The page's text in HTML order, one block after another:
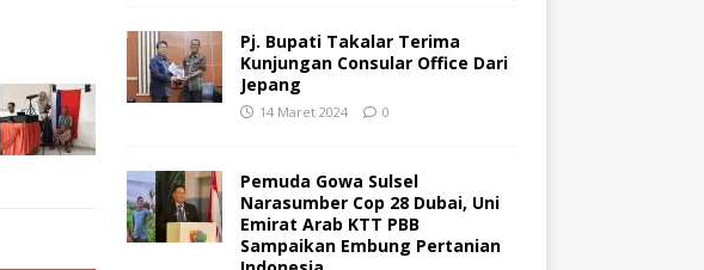
Pj. Bupati Takalar Terima
Kunjungan Consular Office Dari
Jepang
14 Maret 2024 0
Pemuda Gowa Sulsel
Narasumber Cop 28 Dubai, Uni
Emirat Arab KTT PBB
Sampaikan Embung Pertanian